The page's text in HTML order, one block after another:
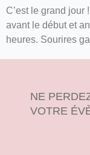
C’est le grand
avant le début et
heures. Sourires
NE
VOTRE